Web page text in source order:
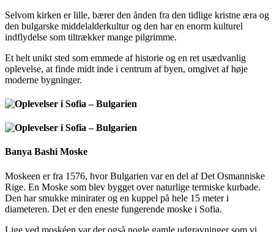
Selvom kirken er lille, bærer den ånden fra den tidlige kristne æra og
den bulgarske middelalderkultur og den har en enorm kulturel
indflydelse som tiltrækker mange pilgrimme.
Et helt unikt sted som emmede af historie og en ret usædvanlig
oplevelse, at finde midt inde i centrum af byen, omgivet af høje
moderne bygninger.
Banya Bashi Moske
Moskeen er fra 1576, hvor Bulgarien var en del af Det Osmanniske
Rige. En Moske som blev bygget over naturlige termiske kurbade.
Den har smukke minirater og en kuppel på hele 15 meter i
diameteren. Det er den eneste fungerende moske i Sofia.
Lige ved moskéen var der også nogle gamle udgravninger som vi